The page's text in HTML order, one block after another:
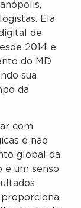
Ela
de
2014 e
do MD
sua
da
com
e não
global da
e um senso
proporciona